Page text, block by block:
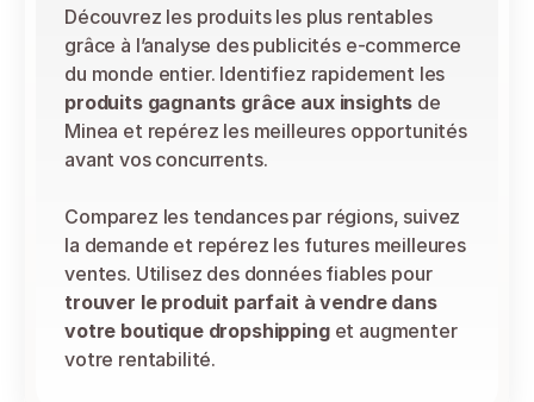
Découvrez les produits les plus rentables
grâce à l’analyse des publicités e-commerce
produits gagnants grâce aux insights de
Minea et repérez les meilleures opportunités
avant vos concurrents.
Comparez les tendances par régions, suivez
la demande et repérez les futures meilleures
ventes. Utilisez des données fiables pour
trouver le produit parfait à vendre dans
votre boutique dropshipping et augmenter
votre rentabilité.